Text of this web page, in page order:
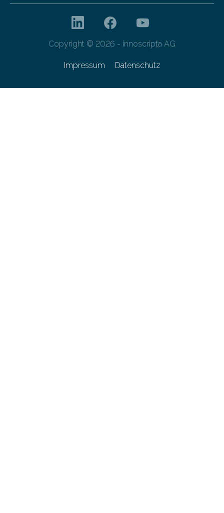
Copyright © 2026 - innoscripta AG
Impressum Datenschutz